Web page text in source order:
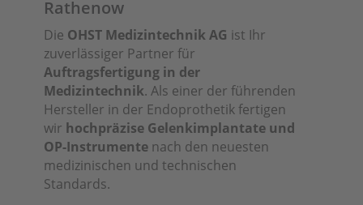
Rathenow
Die OHST Medizintechnik AG ist Ihr
zuverlässiger Partner für
Auftragsfertigung in der
Medizintechnik. Als einer der führenden
Hersteller in der Endoprothetik fertigen
wir hochpräzise Gelenkimplantate und
OP-Instrumentenach den neuesten
medizinischen und technischen
Standards.